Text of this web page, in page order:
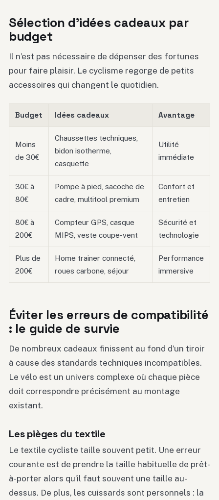
Sélection d’idées cadeaux par
budget
Il n’est pas nécessaire de dépenser des fortunes
pour faire plaisir. Le cyclisme regorge de petits
accessoires qui changent le quotidien.
Budget Idées cadeaux Avantage
Moins
de 30€
Chaussettes techniques,
bidon isotherme,
casquette
Utilité
immédiate
30€ à
80€
Pompe à pied, sacoche de
cadre, multitool premium
Confort et
entretien
80€ à
200€
Compteur GPS, casque
MIPS, veste coupe-vent
Sécurité et
technologie
Plus de
200€
Home trainer connecté,
roues carbone, séjour
Performance
immersive
Éviter les erreurs de compatibilité
: le guide de survie
De nombreux cadeaux finissent au fond d’un tiroir
à cause des standards techniques incompatibles.
Le vélo est un univers complexe où chaque pièce
doit correspondre précisément au montage
existant.
Les pièges du textile
Le textile cycliste taille souvent petit. Une erreur
courante est de prendre la taille habituelle de prêt-
à-porter alors qu’il faut souvent une taille au-
dessus. De plus, les cuissards sont personnels : la